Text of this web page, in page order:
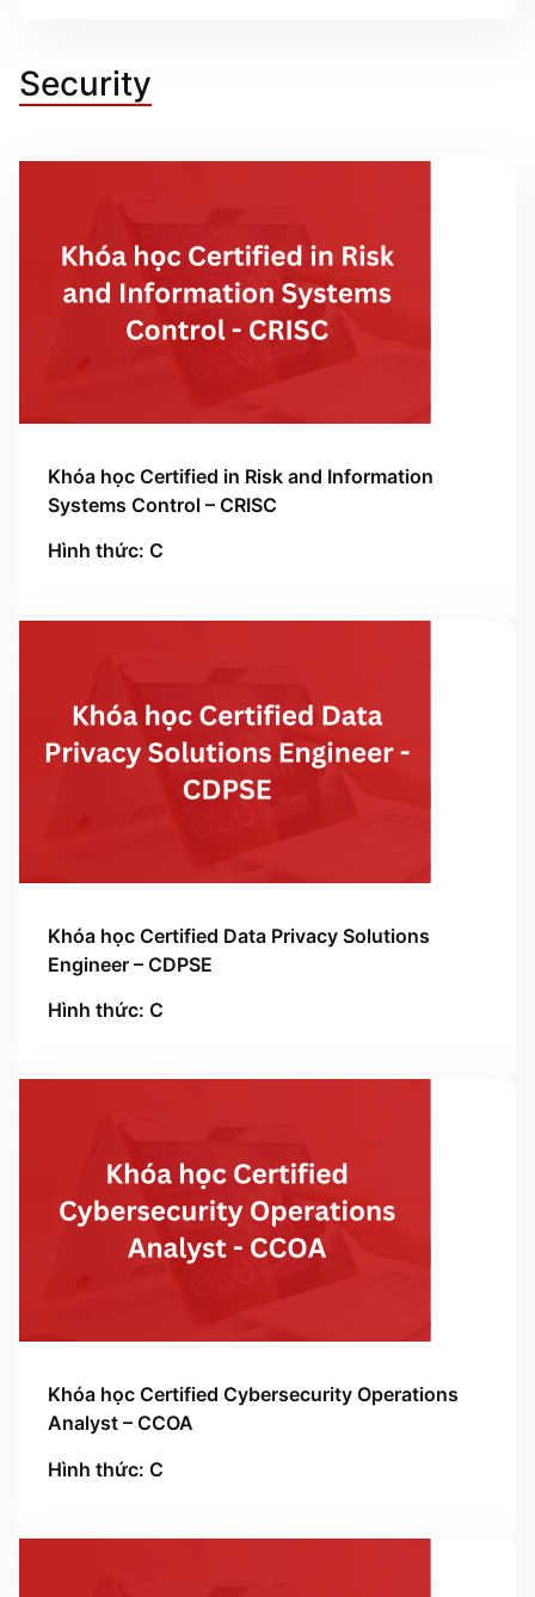
Security
Khóa học Certified in Risk and Information
Systems Control – CRISC
Hình thức: C
Khóa học Certified Data Privacy Solutions
Engineer – CDPSE
Hình thức: C
Khóa học Certified Cybersecurity Operations
Analyst – CCOA
Hình thức: C